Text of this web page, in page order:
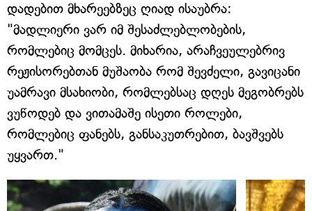
დადებით მხარეებზეც ღიად ისაუბრა:
"მადლიერი ვარ იმ შესაძლებლობების,
რომლებიც მომცეს. მიხარია, არაჩვეულებრივ
რეჟისორებთან მუშაობა რომ შევძელი, გავიცანი
უამრავი მსახიობი, რომლებსაც დღეს მეგობრებს
ვუწოდებ და ვითამაშე ისეთი როლები,
რომლებიც ფანებს, განსაკუთრებით, ბავშვებს
უყვართ."